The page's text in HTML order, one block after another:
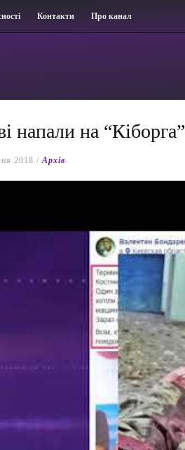
Контакти Про канал
напали на “Кіборга”
2018 /Архів